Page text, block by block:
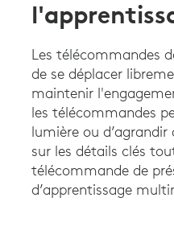
Les télécommandes
de se déplacer
maintenir
les télécommandes
lumière ou
sur les détails clés
télécommande de
d’apprentissage